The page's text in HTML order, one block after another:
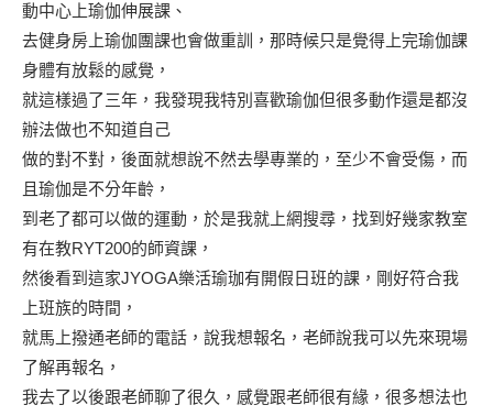
動中心上瑜伽伸展課、
去健身房上瑜伽團課也會做重訓，那時候只是覺得上完瑜伽課
身體有放鬆的感覺，
就這樣過了三年，我發現我特別喜歡瑜伽但很多動作還是都沒
辦法做也不知道自己
做的對不對，後面就想說不然去學專業的，至少不會受傷，而
且瑜伽是不分年齡，
到老了都可以做的運動，於是我就上網搜尋，找到好幾家教室
有在教RYT200的師資課，
然後看到這家JYOGA樂活瑜珈有開假日班的課，剛好符合我
上班族的時間，
就馬上撥通老師的電話，說我想報名，老師說我可以先來現場
了解再報名，
我去了以後跟老師聊了很久，感覺跟老師很有緣，很多想法也